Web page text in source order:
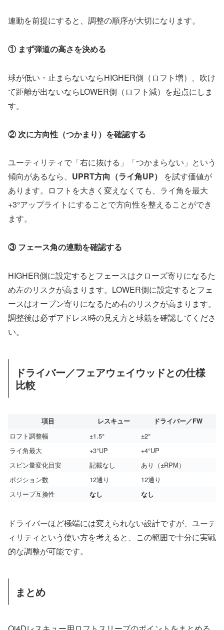
連動を前提にすると、調整の順序が大切になります。
① まず弾道の高さを決める
球が低い・止まらないならHIGHER側（ロフト増）、吹け
て距離が出ないならLOWER側（ロフト減）を起点にしま
す。
② 次に方向性（つかまり）を確認する
ユーティリティで「右に抜ける」「つかまらない」という
傾向があるなら、 UPRT方向（ライ角UP）
を試す価値が
あります。ロフトを大きく変えなくても、ライ角を最大
+3°アップライトにすることで方向性を整えることができ
ます。
③ フェース角の連動を確認する
HIGHER側に設定するとフェースはクローズ寄りになるた
め左のリスクが高まります。LOWER側に設定するとフェ
ースはオープン寄りになるため右のリスクが高まります。
調整後は必ずアドレス時の見え方と球筋を確認してくださ
い。
ドライバー／フェアウェイウッドとの仕様
比較
項目 レスキュー ドライバー／FW
ロフト調整幅 ±1.5°
±2°
ライ角最大
+3°UP
+4°UP
スピン量変化目安
記載なし
あり（±RPM）
ポジション数
12通り
12通り
スリーブ互換性
なし なし
ドライバーほど極端には変えられない設計ですが、ユーテ
ィリティという使い方を考えると、この範囲で十分に実戦
的な調整が可能です。
まとめ